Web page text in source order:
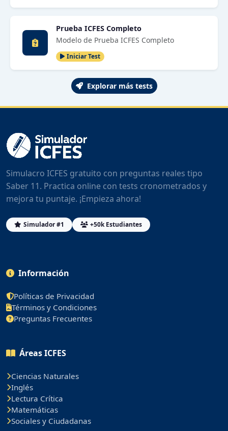
Prueba ICFES Completo
Modelo de Prueba ICFES Completo
Iniciar Test
Explorar más tests
Simulacro ICFES gratuito con preguntas reales tipo
Saber 11. Practica online con tests cronometrados y
mejora tu puntaje. ¡Empieza ahora!
Simulador #1 +50k Estudiantes
Información
Políticas de Privacidad
Términos y Condiciones
Preguntas Frecuentes
Áreas ICFES
Ciencias Naturales
Inglés
Lectura Crítica
Matemáticas
Sociales y Ciudadanas